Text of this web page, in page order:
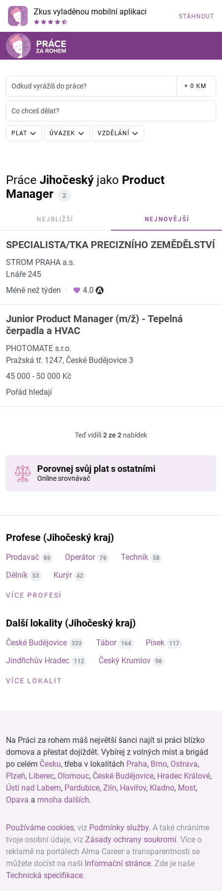
Zkus vyladěnou mobilní aplikaci STÁHNOUT
Odkud vyrážíš do práce? + 0 KM
Co chceš dělat?
PLAT ÚVAZEK VZDĚLÁNÍ
Práce Jihočeský jako Product
Manager
2
NEJBLIŽŠÍ NEJNOVĚJŠÍ
SPECIALISTA/TKA PRECIZNÍHO ZEMĚDĚLSTVÍ
STROM PRAHA a.s.
Lnáře 245
Méně než týden · 4.0
Junior Product Manager (m/ž) - Tepelná
čerpadla a HVAC
PHOTOMATE s.r.o.
Pražská tř. 1247, České Budějovice 3
45 000 - 50 000 Kč
Pořád hledají
Teď vidíš2 ze 2 nabídek
Porovnej svůj plat s ostatními
Online srovnávač
Profese (Jihočeský kraj)
Prodavač 86 Operátor 76 Technik 58
Dělník 53 Kurýr 42
VÍCE PROFESÍ
Další lokality (Jihočeský kraj)
České Budějovice 333 Tábor 164 Písek 117
Jindřichův Hradec 112 Český Krumlov 98
VÍCE LOKALIT
Na Práci za rohem máš největší šanci najít si práci blízko
domova a přestat dojíždět. Vybírej z volných míst a brigád
po celém Česku, třeba v lokalitách Praha, Brno, Ostrava,
Plzeň, Liberec, Olomouc, České Budějovice, Hradec Králové,
Ústí nad Labem, Pardubice, Zlín, Havířov, Kladno, Most,
Opava a mnoha dalších.
Používáme cookies, viz Podmínky služby. A také chráníme
tvoje osobní údaje, viz Zásady ochrany soukromí. Více o
reklamě na portálech Alma Career a transparentnosti se
můžete dočíst na naší Informační stránce. Zde je naše
Technická specifikace.